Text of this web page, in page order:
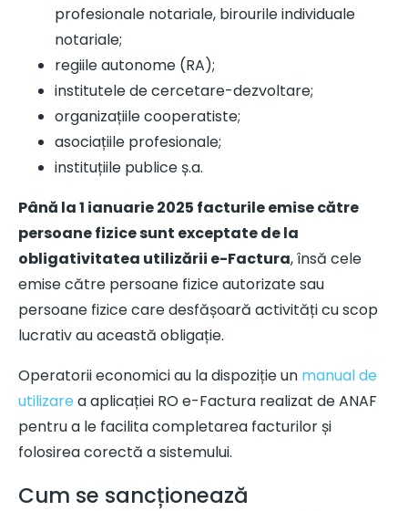
profesionale notariale, birourile individuale
notariale;
regiile autonome (RA);
institutele de cercetare-dezvoltare;
organizațiile cooperatiste;
asociațiile profesionale;
instituțiile publice ș.a.
Până la 1 ianuarie 2025 facturile emise către
persoane fizice sunt exceptate de la
obligativitatea utilizării e-Factura, însă cele
emise către persoane fizice autorizate sau
persoane fizice care desfășoară activități cu scop
lucrativ au această obligație.
Operatorii economici au la dispoziție un manual de
utilizare a aplicației RO e-Factura realizat de ANAF
pentru a le facilita completarea facturilor și
folosirea corectă a sistemului.
Cum se sancționează